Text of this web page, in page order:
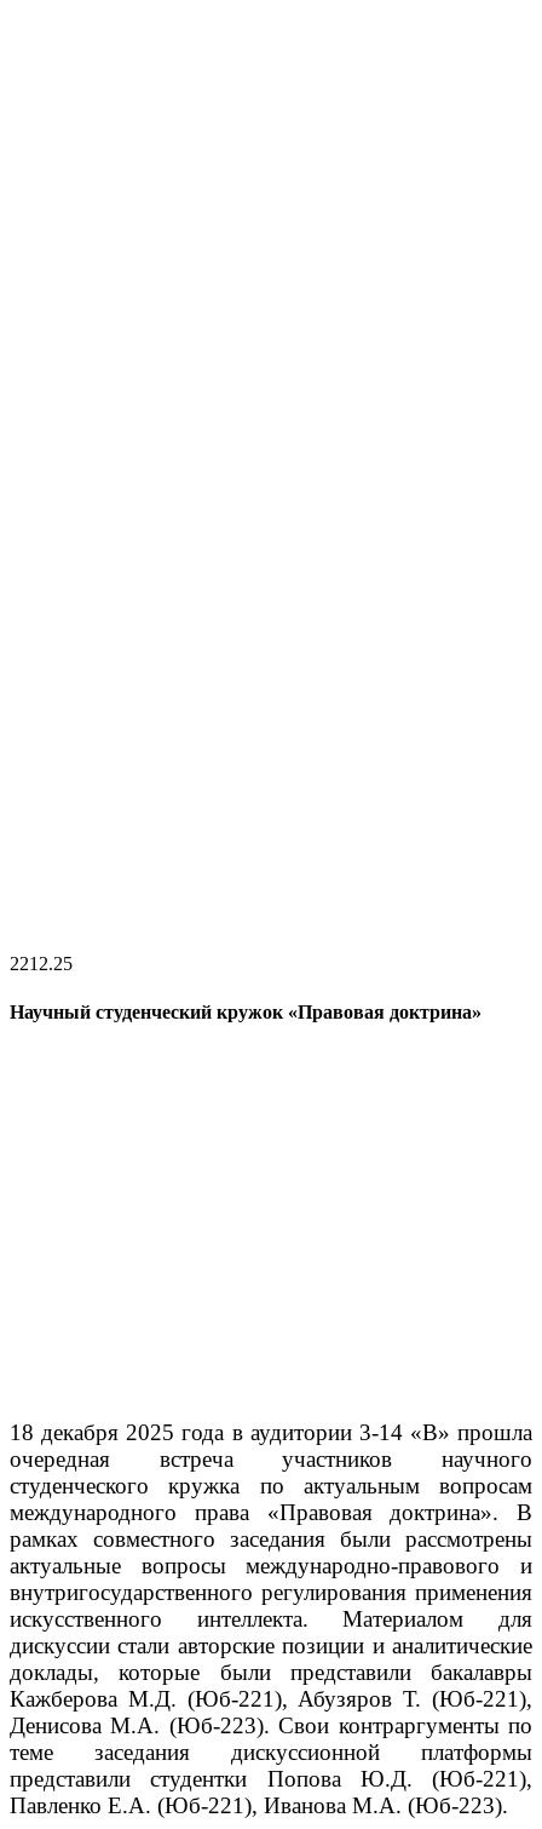
2212.25
Научный студенческий кружок «Правовая доктрина»
18 декабря 2025 года в аудитории 3-14 «В» прошла
очередная встреча участников научного
студенческого кружка по актуальным вопросам
международного права «Правовая доктрина». В
рамках совместного заседания были рассмотрены
актуальные вопросы международно-правового и
внутригосударственного регулирования применения
искусственного интеллекта. Материалом для
дискуссии стали авторские позиции и аналитические
доклады, которые были представили бакалавры
Кажберова М.Д. (Юб-221), Абузяров Т. (Юб-221),
Денисова М.А. (Юб-223). Свои контраргументы по
теме заседания дискуссионной платформы
представили студентки Попова Ю.Д. (Юб-221),
Павленко Е.А. (Юб-221), Иванова М.А. (Юб-223).